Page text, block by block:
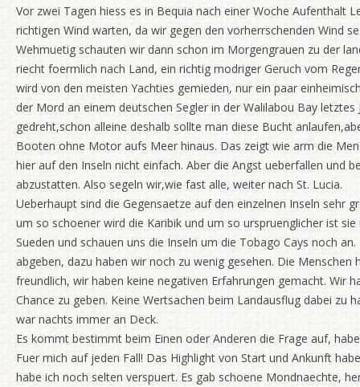
Vor zwei Tagen hiess es in Bequia nach einer Woche Aufenthalt
richtigen Wind warten, da wir gegen den vorherrschenden Wind
Wehmuetig schauten wir dann schon im Morgengrauen zu der
riecht foermlich nach Land, ein richtig modriger Geruch vom
wird von den meisten Yachties gemieden, nur ein paar
der Mord an einem deutschen Segler in der Walilabou Bay letztes
gedreht,schon alleine deshalb sollte man diese Bucht
Booten ohne Motor aufs Meer hinaus. Das zeigt wie arm die
hier auf den Inseln nicht einfach. Aber die Angst ueberfallen und
abzustatten. Also segeln wir,wie fast alle, weiter nach St. Lucia.
Ueberhaupt sind die Gegensaetze auf den einzelnen Inseln sehr
um so schoener wird die Karibik und um so urspruenglicher ist
Sueden und schauen uns die Inseln um die Tobago Cays noch
abgeben, dazu haben wir noch zu wenig gesehen. Die
freundlich, wir haben keine negativen Erfahrungen gemacht. Wir
Chance zu geben. Keine Wertsachen beim Landausflug dabei zu
war nachts immer an Deck.
Es kommt bestimmt beim Einen oder Anderen die Frage auf,
Fuer mich auf jeden Fall! Das Highlight von Start und Ankunft
habe ich noch selten verspuert. Es gab schoene Mondnaechte,